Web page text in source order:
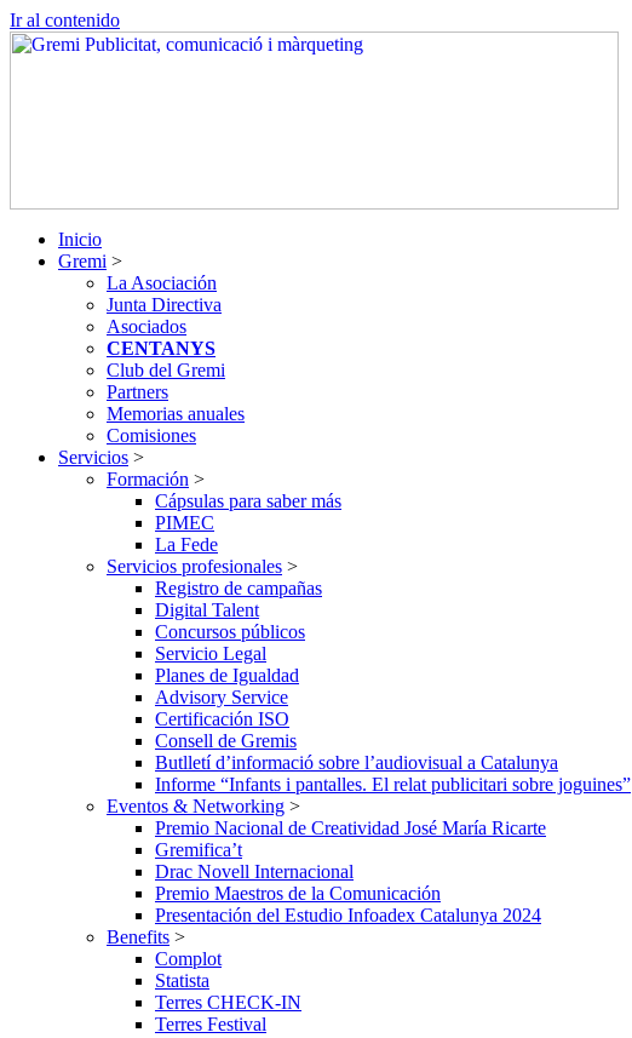
Ir al contenido
Inicio
Gremi >
La Asociación
Junta Directiva
Asociados
CENTANYS
Club del Gremi
Partners
Memorias anuales
Comisiones
Servicios >
Formación >
Cápsulas para saber más
PIMEC
La Fede
Servicios profesionales >
Registro de campañas
Digital Talent
Concursos públicos
Servicio Legal
Planes de Igualdad
Advisory Service
Certificación ISO
Consell de Gremis
Butlletí d’informació sobre l’audiovisual a Catalunya
Informe “Infants i pantalles. El relat publicitari sobre joguines”
Eventos & Networking >
Premio Nacional de Creatividad José María Ricarte
Gremifica’t
Drac Novell Internacional
Premio Maestros de la Comunicación
Presentación del Estudio Infoadex Catalunya 2024
Benefits >
Complot
Statista
Terres CHECK-IN
Terres Festival